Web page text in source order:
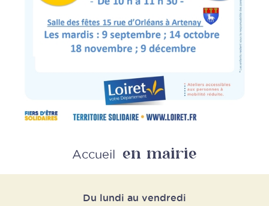
Retour
Accueil en mairie
Du lundi au vendredi